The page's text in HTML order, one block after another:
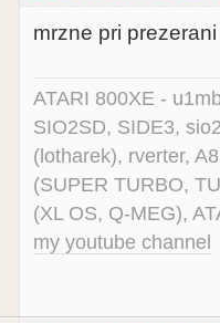
mrzne pri
ATARI 800XE -
SIO2SD, SIDE3,
(lotharek), rverter,
(SUPER TURBO,
(XL OS, Q-MEG),
my youtube channel